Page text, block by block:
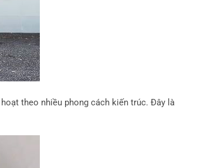
theo nhiều phong cách kiến trúc. Đây là